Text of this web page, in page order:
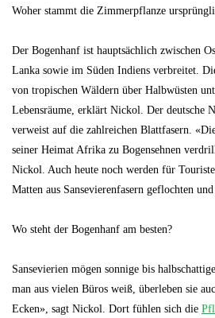
Woher stammt die Zimmerpflanze
Der Bogenhanf ist hauptsächlich zwischen
Lanka sowie im Süden Indiens verbreitet.
von tropischen Wäldern über Halbwüsten
Lebensräume, erklärt Nickol. Der deutsche
verweist auf die zahlreichen Blattfasern.
seiner Heimat Afrika zu Bogensehnen
Nickol. Auch heute noch werden für
Matten aus Sansevierenfasern geflochten
Wo steht der Bogenhanf am besten?
Sansevierien mögen sonnige bis
man aus vielen Büros weiß, überleben sie
Ecken», sagt Nickol. Dort fühlen sich die